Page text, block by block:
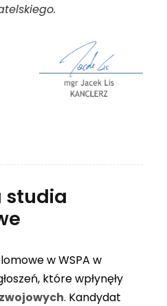
studia
w WSPA w
które wpłynęły
. Kandydat